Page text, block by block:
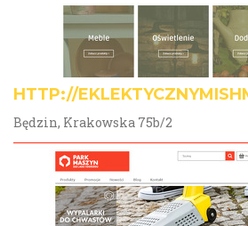
HTTP://
Będzin, Krakowska 75b/2